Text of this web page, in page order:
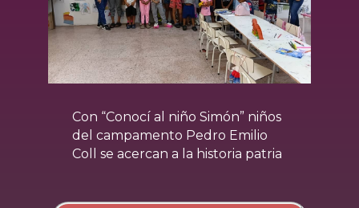
Con “Conocí al niño Simón” niños
del campamento Pedro Emilio
Coll se acercan a la historia patria